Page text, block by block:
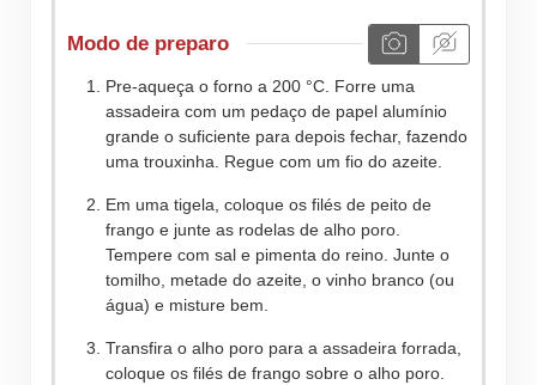
Modo de preparo
Pre-aqueça o forno a 200 °C. Forre uma
assadeira com um pedaço de papel alumínio
grande o suficiente para depois fechar, fazendo
uma trouxinha. Regue com um fio do azeite.
Em uma tigela, coloque os filés de peito de
frango e junte as rodelas de alho poro.
Tempere com sal e pimenta do reino. Junte o
tomilho, metade do azeite, o vinho branco (ou
água) e misture bem.
Transfira o alho poro para a assadeira forrada,
coloque os filés de frango sobre o alho poro.